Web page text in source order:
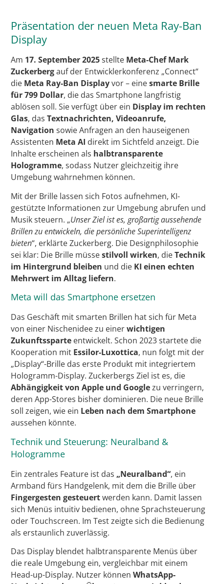
Präsentation der neuen Meta Ray-Ban
Display
Am 17. September 2025stellte Meta-Chef Mark
Zuckerbergauf der Entwicklerkonferenz „Connect“
die Meta Ray-Ban Displayvor – einesmarte Brille
für 799 Dollar, die das Smartphone langfristig
ablösen soll. Sie verfügt über ein Display im rechten
Glas, dasTextnachrichten, Videoanrufe,
Navigation sowie Anfragen an den hauseigenen
Assistenten Meta AI direkt im Sichtfeld anzeigt. Die
Inhalte erscheinen als halbtransparente
Hologramme, sodass Nutzer gleichzeitig ihre
Umgebung wahrnehmen können.
Mit der Brille lassen sich Fotos aufnehmen, KI-
gestützte Informationen zur Umgebung abrufen und
Musik steuern. „Unser Ziel ist es, großartig aussehende
Brillen zu entwickeln, die persönliche Superintelligenz
bieten“, erklärte Zuckerberg. Die Designphilosophie
sei klar: Die Brille müssestilvoll wirken, dieTechnik
im Hintergrund bleiben und die KI einen echten
Mehrwert im Alltag liefern.
Meta will das Smartphone ersetzen
Das Geschäft mit smarten Brillen hat sich für Meta
von einer Nischenidee zu einerwichtigen
Zukunftssparte entwickelt. Schon 2023 startete die
Kooperation mit Essilor-Luxottica, nun folgt mit der
„Display“-Brille das erste Produkt mit integriertem
Hologramm-Display. Zuckerbergs Ziel ist es, die
Abhängigkeit von Apple und Googlezu verringern,
deren App-Stores bisher dominieren. Die neue Brille
soll zeigen, wie ein Leben nach dem Smartphone
aussehen könnte.
Technik und Steuerung: Neuralband &
Hologramme
Ein zentrales Feature ist das „Neuralband“, ein
Armband fürs Handgelenk, mit dem die Brille über
Fingergesten gesteuertwerden kann. Damit lassen
sich Menüs intuitiv bedienen, ohne Sprachsteuerung
oder Touchscreen. Im Test zeigte sich die Bedienung
als erstaunlich zuverlässig.
Das Display blendet halbtransparente Menüs über
die reale Umgebung ein, vergleichbar mit einem
Head-up-Display. Nutzer könnenWhatsApp-